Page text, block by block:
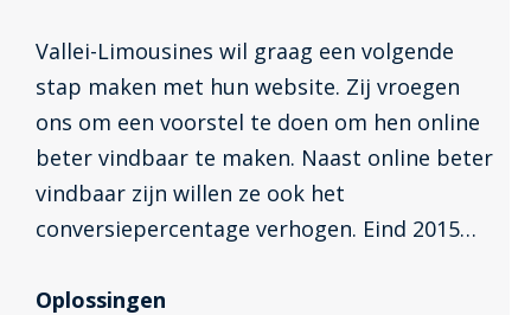
Vallei-Limousines wil graag een volgende
stap maken met hun website. Zij vroegen
ons om een voorstel te doen om hen online
beter vindbaar te maken. Naast online beter
vindbaar zijn willen ze ook het
conversiepercentage verhogen. Eind 2015
de nieuwe website te begeleiden en deze
Oplossingen